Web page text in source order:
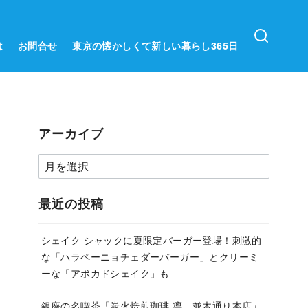
お問合せ 東京の懐かしくて新しい暮らし365日
アーカイブ
ア
ー
カ
ブ
最近の投稿
シェイク シャックに夏限定バーガー登場！刺激的
な「ハラペーニョチェダーバーガー」とクリーミ
ーな「アボカドシェイク」も
銀座の名喫茶「炭火焙煎珈琲.凛 並木通り本店」